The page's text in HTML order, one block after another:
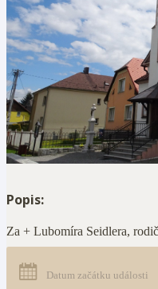
Popis:
Za + Lubomíra Seidlera,
Datum začátku události